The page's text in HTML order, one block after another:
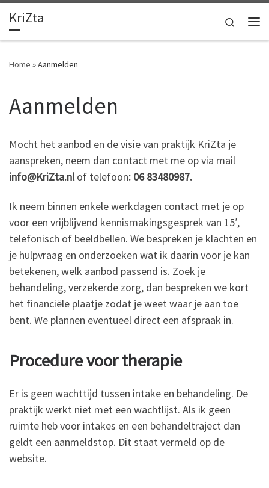
Ga naar inhoud
KriZta
Search
Home »Aanmelden
Aanmelden
Mocht het aanbod en de visie van praktijk KriZta je
aanspreken, neem dan contact met me op via mail
info@KriZta.nl of telefoon: 06 83480987.
Ik neem binnen enkele werkdagen contact met je op
voor een vrijblijvend kennismakingsgesprek van 15′,
telefonisch of beeldbellen. We bespreken je klachten en
je hulpvraag en onderzoeken wat ik daarin voor je kan
betekenen, welk aanbod passend is. Zoek je
behandeling, verzekerde zorg, dan bespreken we kort
het financiële plaatje zodat je weet waar je aan toe
bent. We plannen eventueel direct een afspraak in.
Procedure voor therapie
Er is geen wachttijd tussen intake en behandeling. De
praktijk werkt niet met een wachtlijst. Als ik geen
ruimte heb voor intakes en een behandeltraject dan
geldt een aanmeldstop. Dit staat vermeld op de
website.